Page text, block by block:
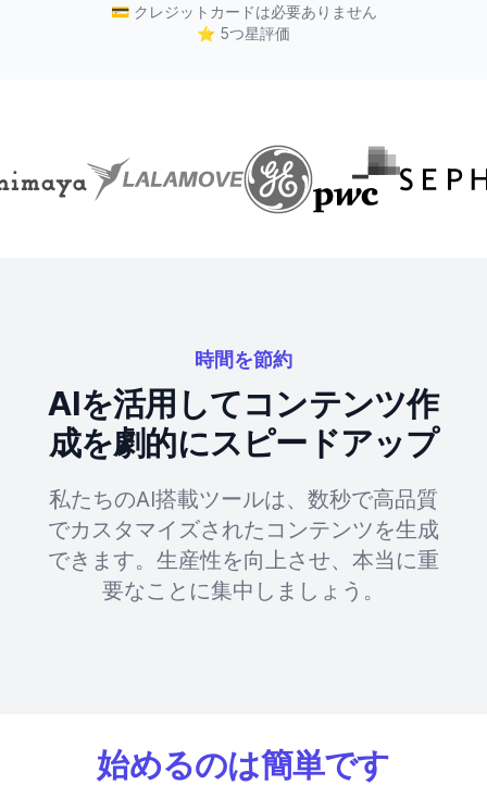
💳 クレジットカードは必要ありません
⭐ 5つ星評価
時間を節約
AIを活用してコンテンツ作
成を劇的にスピードアップ
私たちのAI搭載ツールは、数秒で高品質
でカスタマイズされたコンテンツを生成
できます。生産性を向上させ、本当に重
要なことに集中しましょう。
始めるのは簡単です